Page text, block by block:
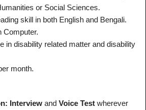
or Social Sciences.
skill in both English and Bengali.
Computer.
in disability related matter and disability
month.
Interview and Voice Test wherever